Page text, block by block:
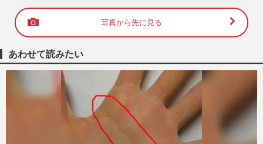
写真から先に見る
あわせて読みたい